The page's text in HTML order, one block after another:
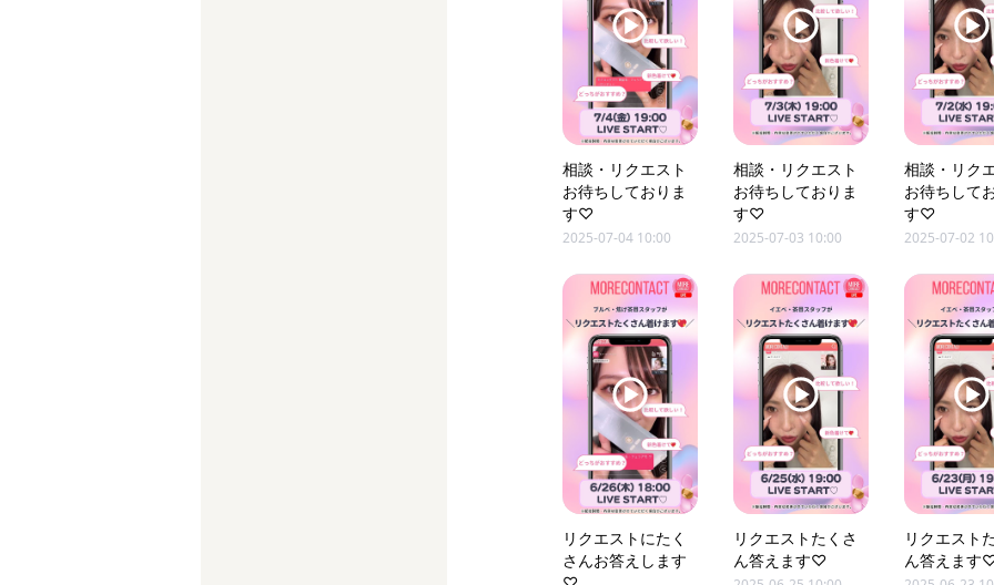
相談・リクエスト
お待ちしておりま
す♡
2025-07-04 10:00
相談・リクエスト
お待ちしておりま
す♡
2025-07-03 10:00
相談・リク
お待ちして
す♡
2025-07-02
リクエストにたく
さんお答えします
リクエストたくさ
ん答えます♡
リクエスト
ん答えます